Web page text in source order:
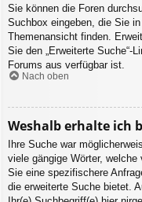
Sie können die Foren
Suchbox eingeben, die Sie
Themenansicht finden.
Sie den „Erweiterte Suche“-
Forums aus verfügbar ist.
Nach oben
Weshalb erhalte ich
Ihre Suche war
viele gängige Wörter,
Sie eine spezifischere
die erweiterte Suche bietet.